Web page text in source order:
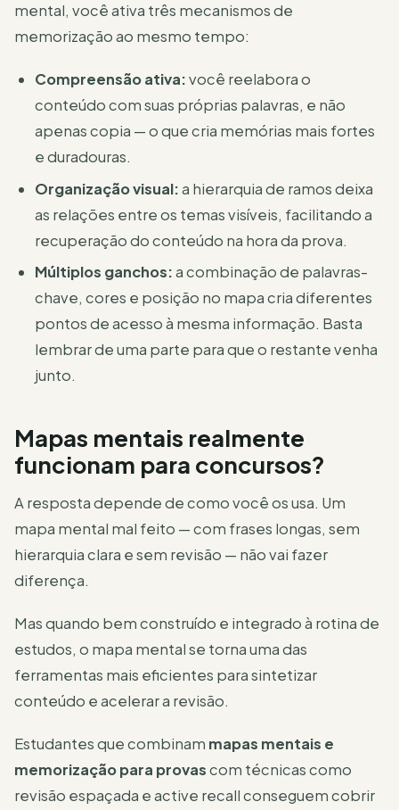
mental, você ativa três mecanismos de
memorização ao mesmo tempo:
Compreensão ativa:você reelabora o
conteúdo com suas próprias palavras, e não
apenas copia — o que cria memórias mais fortes
e duradouras.
Organização visual:a hierarquia de ramos deixa
as relações entre os temas visíveis, facilitando a
recuperação do conteúdo na hora da prova.
Múltiplos ganchos:a combinação de palavras-
chave, cores e posição no mapa cria diferentes
pontos de acesso à mesma informação. Basta
lembrar de uma parte para que o restante venha
junto.
Mapas mentais realmente
funcionam para concursos?
A resposta depende de como você os usa. Um
mapa mental mal feito — com frases longas, sem
hierarquia clara e sem revisão — não vai fazer
diferença.
Mas quando bem construído e integrado à rotina de
estudos, o mapa mental se torna uma das
ferramentas mais eficientes para sintetizar
conteúdo e acelerar a revisão.
Estudantes que combinam mapas mentais e
memorização para provascom técnicas como
revisão espaçada e active recall conseguem cobrir